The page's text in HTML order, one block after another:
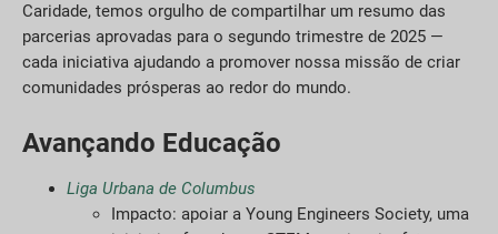
Caridade, temos orgulho de compartilhar um resumo das
parcerias aprovadas para o segundo trimestre de 2025 —
cada iniciativa ajudando a promover nossa missão de criar
comunidades prósperas ao redor do mundo.
Avançando Educação
Liga Urbana de Columbus
Impacto: apoiar a Young Engineers Society, uma